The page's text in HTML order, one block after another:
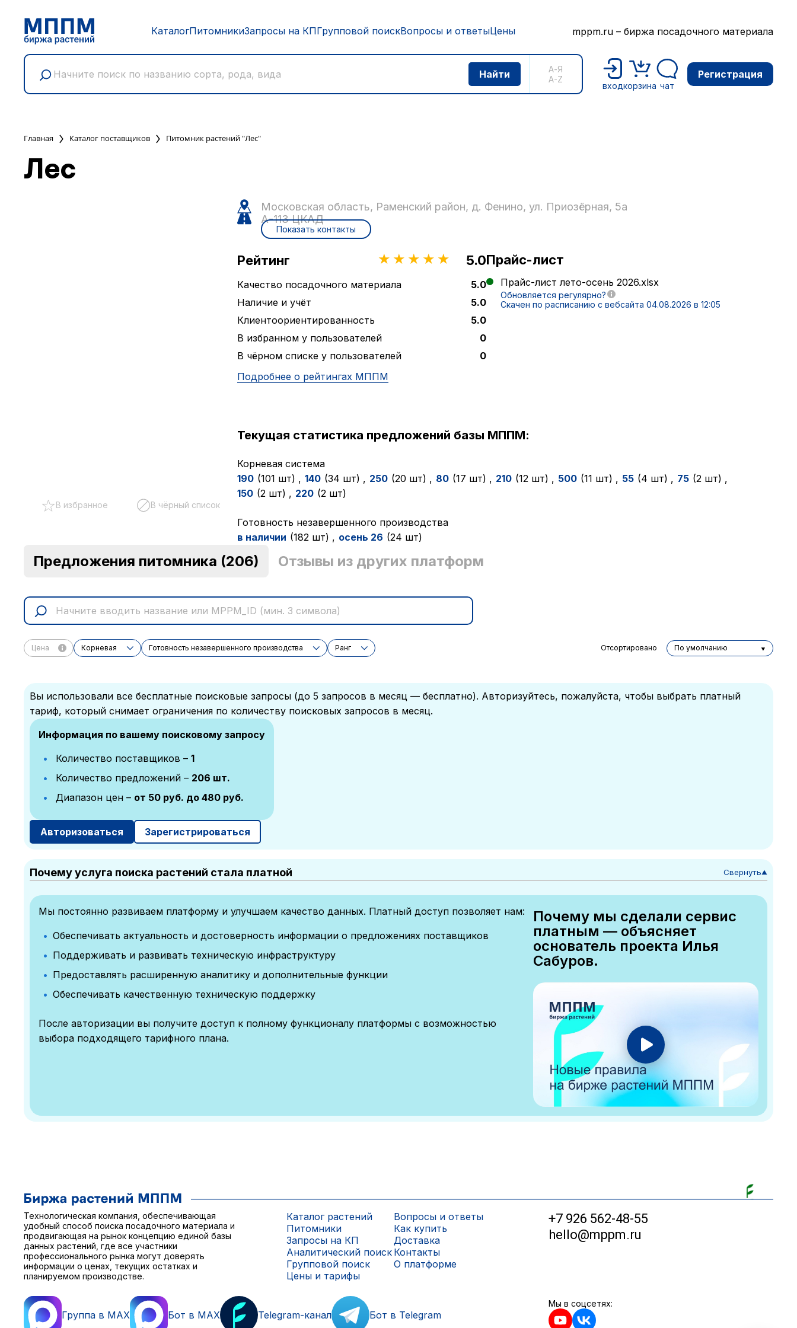
КаталогПитомникиЗапросы на КПГрупповой поискВопросы и ответыЦены mppm.ru – биржа посадочного материала
А-Я
A-Z
входкорзина чат
Регистрация
Главная Каталог поставщиков Питомник растений "Лес"
Лес
В избранное В чёрный список
Московская область, Раменский район, д. Фенино, ул. Приозёрная, 5а
А-113 ЦКАД
Показать контакты
Рейтинг 5.0
Качество посадочного материала
5.0
Наличие и учёт
5.0
Клиентоориентированность
5.0
В избранном у пользователей
0
В чёрном списке у пользователей
0
Подробнее о рейтингах МППМ
Прайс-лист
Прайс-лист лето-осень 2026.xlsx
Обновляется регулярно?
Скачен по расписанию с вебсайта 04.08.2026 в 12:05
Текущая статистика предложений базы МППМ:
Корневая система
190 (101 шт) , 140 (34 шт) , 250 (20 шт) , 80 (17 шт) , 210 (12 шт) , 500 (11 шт) , 55 (4 шт) , 75 (2 шт) ,
150 (2 шт) , 220 (2 шт)
Готовность незавершенного производства
в наличии (182 шт) , осень 26 (24 шт)
Предложения питомника (206) Отзывы из других платформ
Цена Корневая Готовность незавершенного производства Ранг Отсортировано По умолчанию
Вы использовали все бесплатные поисковые запросы (до 5 запросов в месяц — бесплатно). Авторизуйтесь, пожалуйста, чтобы выбрать платный
тариф, который снимает ограничения по количеству поисковых запросов в месяц.
Информация по вашему поисковому запросу
Количество поставщиков – 1
Количество предложений – 206 шт.
Диапазон цен – от 50 руб. до 480 руб.
Авторизоваться Зарегистрироваться
Почему услуга поиска растений стала платной Свернуть▼
Мы постоянно развиваем платформу и улучшаем качество данных. Платный доступ позволяет нам:
Обеспечивать актуальность и достоверность информации о предложениях поставщиков
Поддерживать и развивать техническую инфраструктуру
Предоставлять расширенную аналитику и дополнительные функции
Обеспечивать качественную техническую поддержку
После авторизации вы получите доступ к полному функционалу платформы с возможностью
выбора подходящего тарифного плана.
Почему мы сделали сервис
платным — объясняет
основатель проекта Илья
Сабуров.
Технологическая компания, обеспечивающая
удобный способ поиска посадочного материала и
продвигающая на рынок концепцию единой базы
данных растений, где все участники
профессионального рынка могут доверять
информации о ценах, текущих остатках и
планируемом производстве.
Каталог растений
Питомники
Запросы на КП
Аналитический поиск
Групповой поиск
Цены и тарифы
Вопросы и ответы
Как купить
Доставка
Контакты
О платформе
+7 926 562-48-55
hello@mppm.ru
Группа в MAX Бот в MAX Telegram-канал Бот в Telegram
Мы в соцсетях: